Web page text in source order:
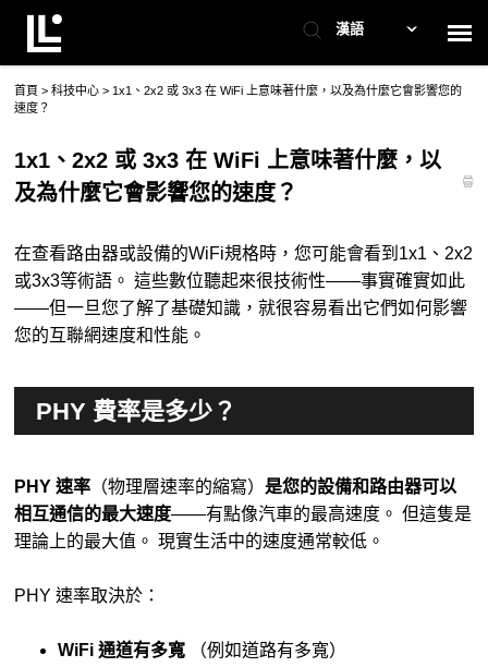
漢語
聯絡支援
支援服務
首頁 >科技中心> 1x1、2x2 或 3x3 在 WiFi 上意味著什麼，以及為什麼它會影響您的
速度？
1x1、2x2 或 3x3 在 WiFi 上意味著什麼，以
及為什麼它會影響您的速度？
在查看路由器或設備的WiFi規格時，您可能會看到1x1、2x2
或3x3等術語。 這些數位聽起來很技術性——事實確實如此
——但一旦您了解了基礎知識，就很容易看出它們如何影響
您的互聯網速度和性能。
PHY 費率是多少？
PHY 速率 （物理層速率的縮寫） 是您的設備和路由器可以
相互通信的最大速度——有點像汽車的最高速度。 但這隻是
理論上的最大值。 現實生活中的速度通常較低。
PHY 速率取決於：
WiFi 通道有多寬 （例如道路有多寬）